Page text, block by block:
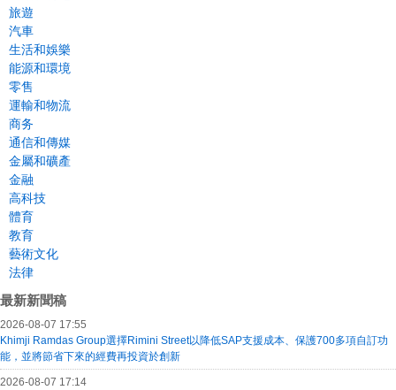
旅遊
汽車
生活和娛樂
能源和環境
零售
運輸和物流
商务
通信和傳媒
金屬和礦產
金融
高科技
體育
教育
藝術文化
法律
最新新聞稿
2026-08-07 17:55
Khimji Ramdas Group選擇Rimini Street以降低SAP支援成本、保護700多項自訂功
能，並將節省下來的經費再投資於創新
2026-08-07 17:14